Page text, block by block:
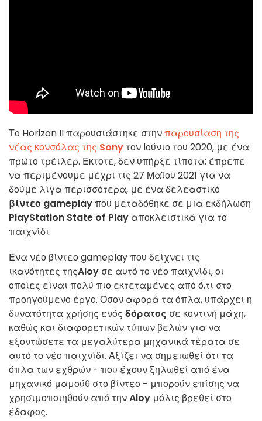
Το Horizon II παρουσιάστηκε στηνπαρουσίαση της
νέας κονσόλας της Sony τον Ιούνιο του 2020, με ένα
πρώτο τρέιλερ. Έκτοτε, δεν υπήρξε τίποτα: έπρεπε
να περιμένουμε μέχρι τις 27 Μαΐου 2021 για να
δούμε λίγα περισσότερα, με ένα δελεαστικό
βίντεο gameplayπου μεταδόθηκε σε μια εκδήλωση
PlayStation State of Play αποκλειστικά για το
παιχνίδι.
Ένα νέο βίντεο gameplay που δείχνει τις
ικανότητες τηςAloy σε αυτό το νέο παιχνίδι, οι
οποίες είναι πολύ πιο εκτεταμένες από ό,τι στο
προηγούμενο έργο. Όσον αφορά τα όπλα, υπάρχει η
δυνατότητα χρήσης ενός δόρατος σε κοντινή μάχη,
καθώς και διαφορετικών τύπων βελών για να
εξοντώσετε τα μεγαλύτερα μηχανικά τέρατα σε
αυτό το νέο παιχνίδι. Αξίζει να σημειωθεί ότι τα
όπλα των εχθρών - που έχουν ξηλωθεί από ένα
μηχανικό μαμούθ στο βίντεο - μπορούν επίσης να
χρησιμοποιηθούν από τηνAloy μόλις βρεθεί στο
έδαφος.